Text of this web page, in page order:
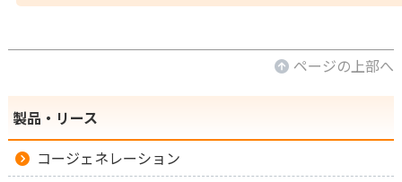
ページの上部へ
製品・リース
コージェネレーション